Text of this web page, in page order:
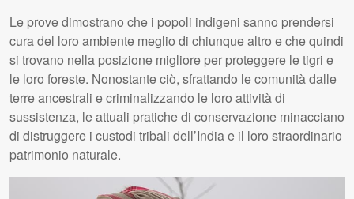
Le prove dimostrano che i popoli indigeni sanno prendersi
cura del loro ambiente meglio di chiunque altro e che quindi
si trovano nella posizione migliore per proteggere le tigri e
le loro foreste. Nonostante ciò, sfrattando le comunità dalle
terre ancestrali e criminalizzando le loro attività di
sussistenza, le attuali pratiche di conservazione minacciano
di distruggere i custodi tribali dell’India e il loro straordinario
patrimonio naturale.